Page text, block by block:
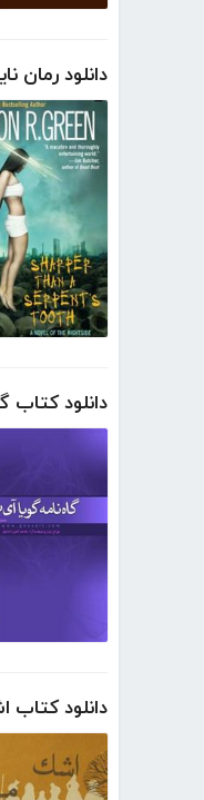
دانلود رمان نایت ساید
دانلود کتاب
دانلود کتاب